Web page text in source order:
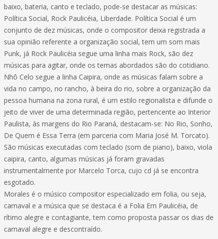
baixo, bateria, canto e teclado, pode-se destacar as músicas:
Política Social, Rock Paulicéia, Liberdade. Política Social é um
conjunto de dez músicas, onde o compositor deixa registrada a
sua opinião referente a organização social, tem um som mais
Punk, já Rock Paulicéia segue uma linha mais Rock, são dez
músicas para agitar, onde os temas abordados são do cotidiano.
Nhô Celo segue a linha Caipira, onde as músicas falam sobre a
vida no campo, no rancho, à beira do rio, sobre a organização da
pessoa humana na zona rural, é um estilo regionalista e difunde o
jeito de viver de uma determinada região, pertencente ao Interior
Paulista, às margens do Rio Paraná, destacam-se: No Rio, Sonho,
De Quem é Essa Terra (em parceria com Maria José M. Torcato).
São músicas executadas com teclado (som de piano), baixo, viola
caipira, canto, algumas músicas já foram gravadas
instrumentalmente por Marcelo Torca, cujo cd já se encontra
esgotado.
Morales é o músico compositor especializado em folia, ou seja,
carnaval e a música que se destaca é a Folia Em Paulicéia, de
rítimo alegre e contagiante, tem como proposta passar os dias de
carnaval alegre e descontraído.